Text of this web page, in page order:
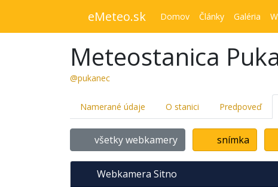
eMeteo.sk Domov Články Galéria
Meteostanica
@pukanec
Namerané údaje O stanici Predpoveď
všetky webkamery snímka
Webkamera Sitno